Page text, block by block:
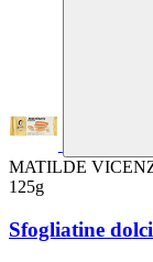
MATILDE
125g
Sfogliatine